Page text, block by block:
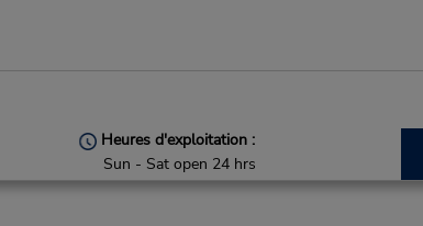
Heures d'exploitation :
Sun - Sat open 24 hrs
Succursale avec boîte de dépôt des